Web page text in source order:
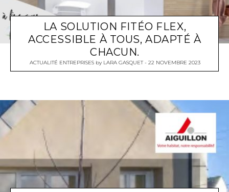
LA SOLUTION FITÉO FLEX,
ACCESSIBLE À TOUS, ADAPTÉ À
CHACUN.
ACTUALITÉ ENTREPRISESby LARA GASQUET 22 NOVEMBRE 2023